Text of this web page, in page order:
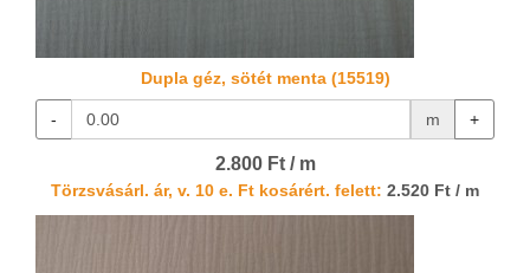
Dupla géz, sötét menta (15519)
- m +
2.800 Ft / m
Törzsvásárl. ár, v. 10 e. Ft kosárért. felett: 2.520 Ft / m